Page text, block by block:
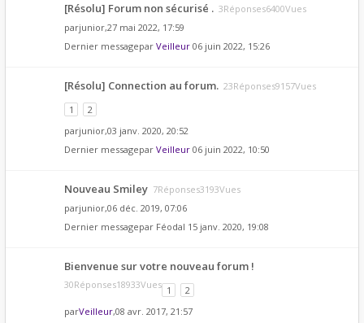
[Résolu] Forum non sécurisé . 3Réponses6400Vues
parjunior,27 mai 2022, 17:59
Dernier messagepar Veilleur 06 juin 2022, 15:26
[Résolu] Connection au forum. 23Réponses9157Vues
1
2
parjunior,03 janv. 2020, 20:52
Dernier messagepar Veilleur 06 juin 2022, 10:50
Nouveau Smiley 7Réponses3193Vues
parjunior,06 déc. 2019, 07:06
Dernier messagepar Féodal 15 janv. 2020, 19:08
Bienvenue sur votre nouveau forum !
30Réponses18933Vues 1
2
parVeilleur,08 avr. 2017, 21:57